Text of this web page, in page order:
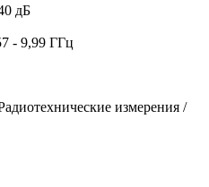
дБ
- 9,99 ГГц
измерения /